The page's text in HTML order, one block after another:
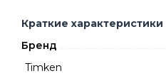
Краткие характеристики
Бренд
Timken